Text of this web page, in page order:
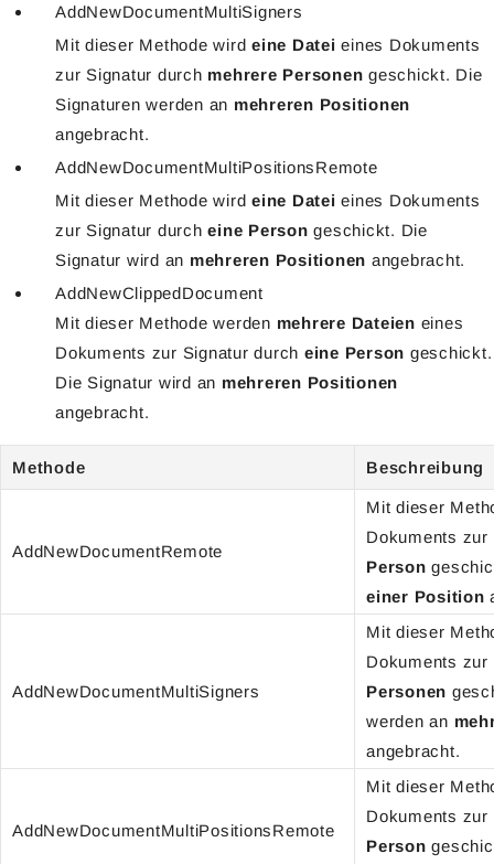
AddNewDocumentMultiSigners
Mit dieser Methode wird eine Datei eines Dokuments
zur Signatur durch mehrere Personen geschickt. Die
Signaturen werden an mehreren Positionen
angebracht.
AddNewDocumentMultiPositionsRemote
Mit dieser Methode wird eine Datei eines Dokuments
zur Signatur durcheine Person geschickt. Die
Signatur wird an mehreren Positionen angebracht.
AddNewClippedDocument
Mit dieser Methode werden mehrere Dateien eines
Dokuments zur Signatur durch eine Person geschickt.
Die Signatur wird an mehreren Positionen
angebracht.
Methode Beschreibung
AddNewDocumentRemote
Mit dieser
Dokuments
Person
einer Position
AddNewDocumentMultiSigners
Mit dieser
Dokuments
Personen
werden an
angebracht.
AddNewDocumentMultiPositionsRemote
Mit dieser
Dokuments
Person